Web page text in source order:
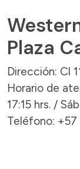
Plaza
Dirección: Cl
Horario de
17:15 hrs. /
Teléfono: